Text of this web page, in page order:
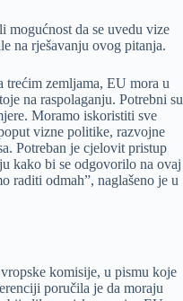
mogućnost da se uvedu vize
na rješavanju ovog pitanja.
trećim zemljama, EU mora u
na raspolaganju. Potrebni su
Moramo iskoristiti sve
vizne politike, razvojne
Potreban je cjelovit pristup
kako bi se odgovorilo na ovaj
raditi odmah”, naglašeno je u
komisije, u pismu koje
poručila je da moraju